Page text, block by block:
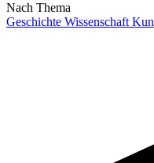
Nach Thema
Geschichte Wissenschaft